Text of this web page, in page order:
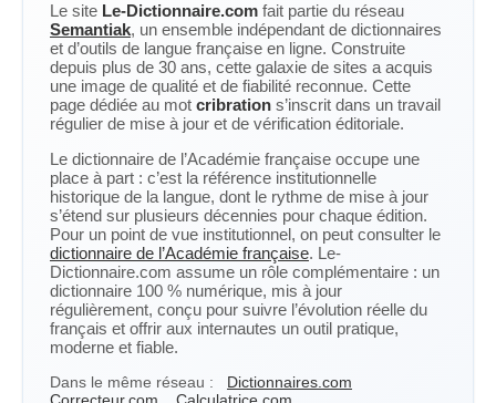
Le site Le-Dictionnaire.com fait partie du réseau
Semantiak, un ensemble indépendant de dictionnaires
et d’outils de langue française en ligne. Construite
depuis plus de 30 ans, cette galaxie de sites a acquis
une image de qualité et de fiabilité reconnue. Cette
page dédiée au mot cribration s’inscrit dans un travail
régulier de mise à jour et de vérification éditoriale.
Le dictionnaire de l’Académie française occupe une
place à part : c’est la référence institutionnelle
historique de la langue, dont le rythme de mise à jour
s’étend sur plusieurs décennies pour chaque édition.
Pour un point de vue institutionnel, on peut consulter le
dictionnaire de l’Académie française. Le-
Dictionnaire.com assume un rôle complémentaire : un
dictionnaire 100 % numérique, mis à jour
régulièrement, conçu pour suivre l’évolution réelle du
français et offrir aux internautes un outil pratique,
moderne et fiable.
Dans le même réseau :
Dictionnaires.com